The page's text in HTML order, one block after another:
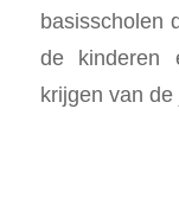
basisscholen
de kinderen
krijgen van